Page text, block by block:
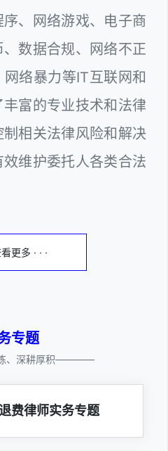
、网络游戏、电子商
数据合规、网络不正
络暴力等IT互联网和
富的专业技术和法律
相关法律风险和解决
维护委托人各类合法
看更多 · · ·
专题
、深耕厚积————
费律师实务专题